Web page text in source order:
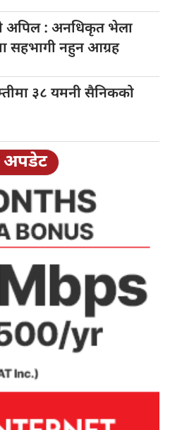
अपिल : अनधिकृत भेला
सहभागी नहुन आग्रह
३८ यमनी सैनिकको